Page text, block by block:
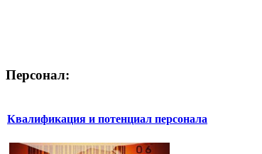
Персонал:
Квалификация и потенциал персонала